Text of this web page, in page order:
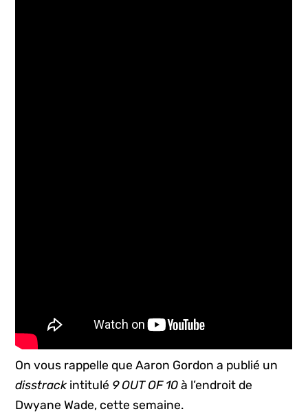
On vous rappelle que Aaron Gordon a publié un
disstrack intitulé 9 OUT OF 10à l’endroit de
Dwyane Wade, cette semaine.